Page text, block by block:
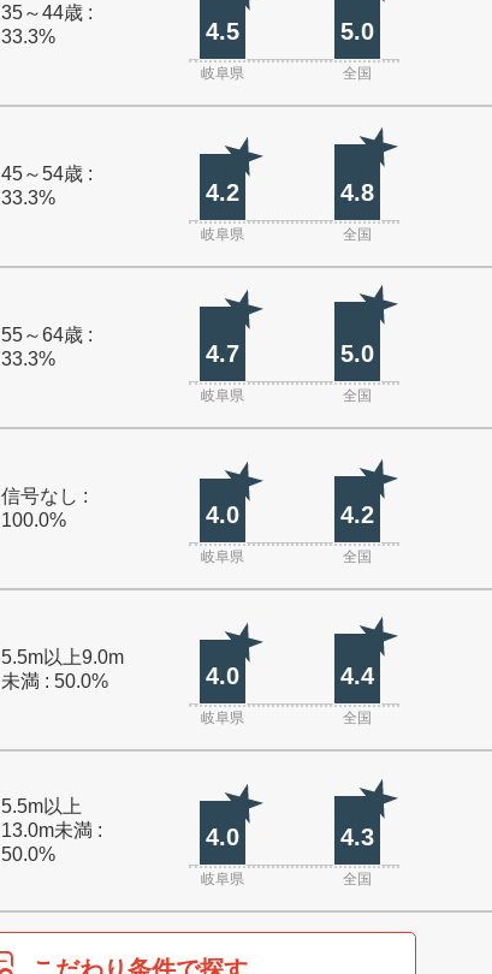
35～44歳 :
33.3%
4.5 5.0
岐阜県 全国
45～54歳 :
33.3%
4.2 4.8
岐阜県 全国
55～64歳 :
33.3%
4.7 5.0
岐阜県 全国
信号なし :
100.0%
4.0 4.2
岐阜県 全国
5.5m以上9.0m
未満 : 50.0%
4.0 4.4
岐阜県 全国
5.5m以上
13.0m未満 :
50.0%
4.0 4.3
岐阜県 全国